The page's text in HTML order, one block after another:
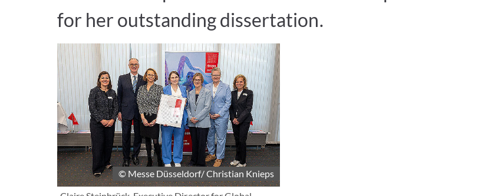
for her outstanding dissertation.
© Messe Düsseldorf/ Christian Knieps